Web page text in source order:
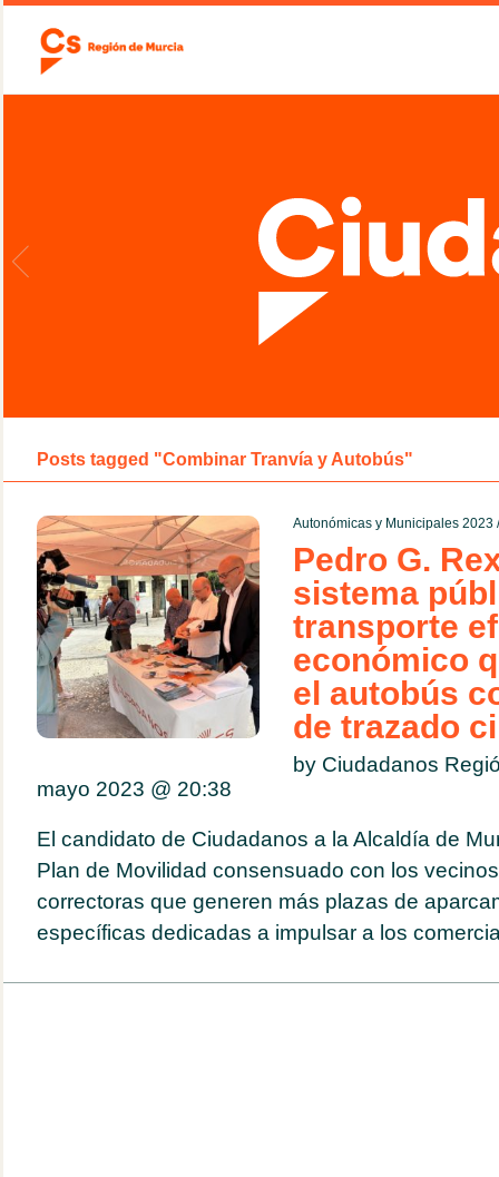
Posts tagged "Combinar Tranvía y Autobús"
Autonómicas y Municipales 2023
Pedro G.
sistema
transporte
económico
el autobús
de trazado
by Ciudadanos
mayo 2023 @ 20:38
El candidato de Ciudadanos a la Alcaldía de
Plan de Movilidad consensuado con los
correctoras que generen más plazas de
específicas dedicadas a impulsar a los